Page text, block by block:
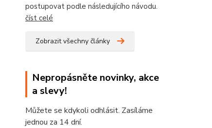
postupovat podle následujícího návodu.
číst celé
Zobrazit všechny články
Nepropásněte novinky, akce
a slevy!
Můžete se kdykoli odhlásit. Zasíláme
jednou za 14 dní.